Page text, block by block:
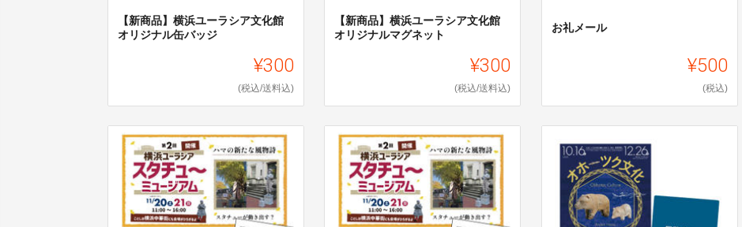
【新商品】横浜ユーラシア文化館
オリジナル缶バッジ
¥300
(税込/送料込)
【新商品】横浜ユーラシア文化館
オリジナルマグネット
¥300
(税込/送料込)
お礼メール
¥500
(税込)